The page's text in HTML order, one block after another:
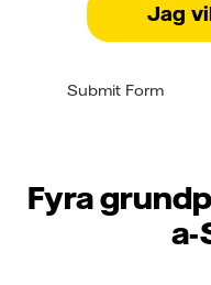
Jag
Submit Form
Fyra
a-